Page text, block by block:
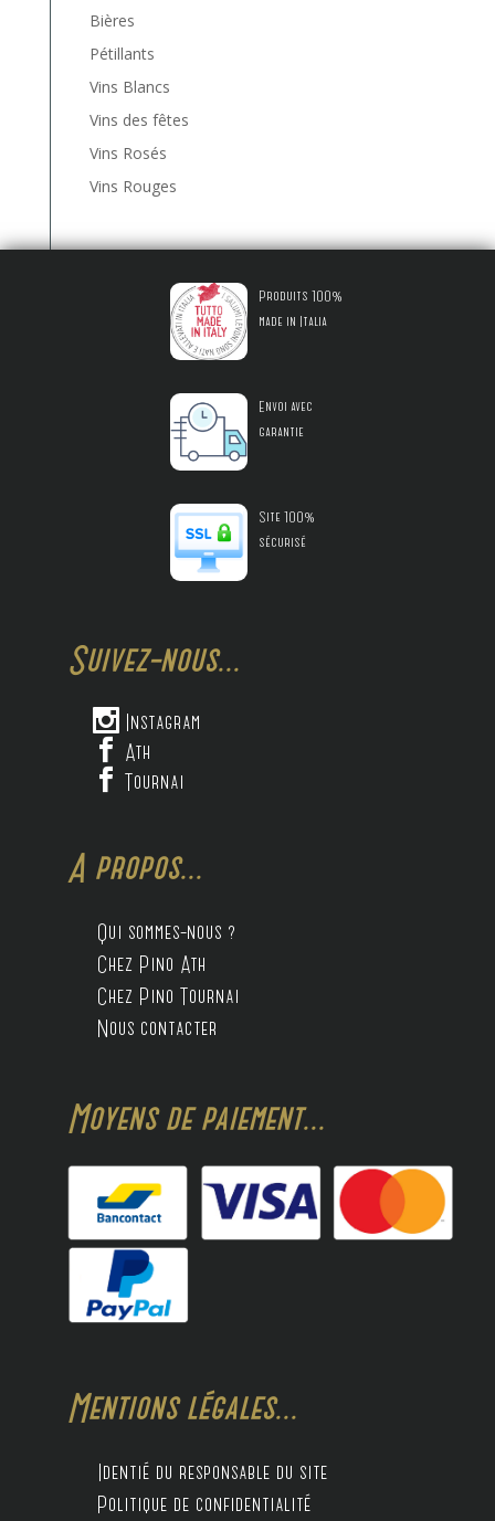
Bières
Pétillants
Vins Blancs
Vins des fêtes
Vins Rosés
Vins Rouges
Produits 100%
made in Italia
Envoi avec
garantie
Site 100%
sécurisé
Suivez-nous...
 Instagram
 Ath
 Tournai
A propos...
Qui sommes-nous ?
Chez Pino Ath
Chez Pino Tournai
Nous contacter
Moyens de paiement...
Mentions légales...
Identié du responsable du site
Politique de confidentialité